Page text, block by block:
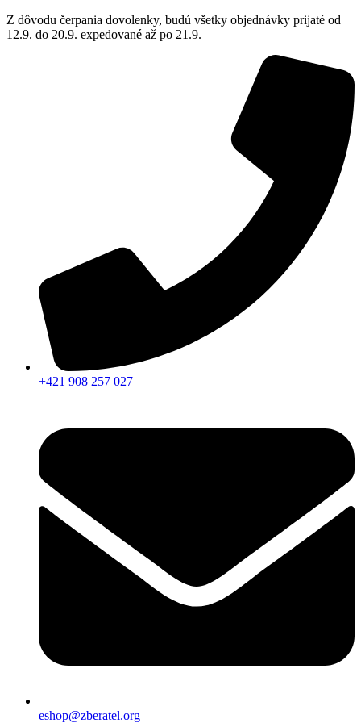
Z dôvodu čerpania dovolenky, budú všetky objednávky prijaté od
12.9. do 20.9. expedované až po 21.9.
+421 908 257 027
eshop@zberatel.org